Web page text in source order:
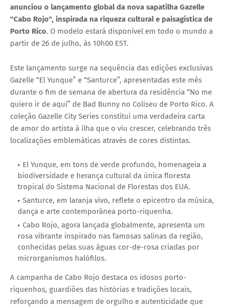
anunciou o lançamento global da nova sapatilha Gazelle
"Cabo Rojo", inspirada na riqueza cultural e paisagística de
Porto Rico. O modelo estará disponível em todo o mundo a
partir de 26 de julho, às 10h00 EST.
Este lançamento surge na sequência das edições exclusivas
Gazelle “El Yunque” e “Santurce”, apresentadas este mês
durante o fim de semana de abertura da residência “No me
quiero ir de aquí” de Bad Bunny no Coliseu de Porto Rico. A
coleção Gazelle City Series constitui uma verdadeira carta
de amor do artista à ilha que o viu crescer, celebrando três
localizações emblemáticas através de cores distintas.
El Yunque, em tons de verde profundo, homenageia a
biodiversidade e herança cultural da única floresta
tropical do Sistema Nacional de Florestas dos EUA.
Santurce, em laranja vivo, reflete o epicentro da música,
dança e arte contemporânea porto-riquenha.
Cabo Rojo, agora lançada globalmente, apresenta um
rosa vibrante inspirado nas famosas salinas da região,
conhecidas pelas suas águas cor-de-rosa criadas por
microrganismos halófilos.
A campanha de Cabo Rojo destaca os idosos porto-
riquenhos, guardiões das histórias e tradições locais,
reforçando a mensagem de orgulho e autenticidade que